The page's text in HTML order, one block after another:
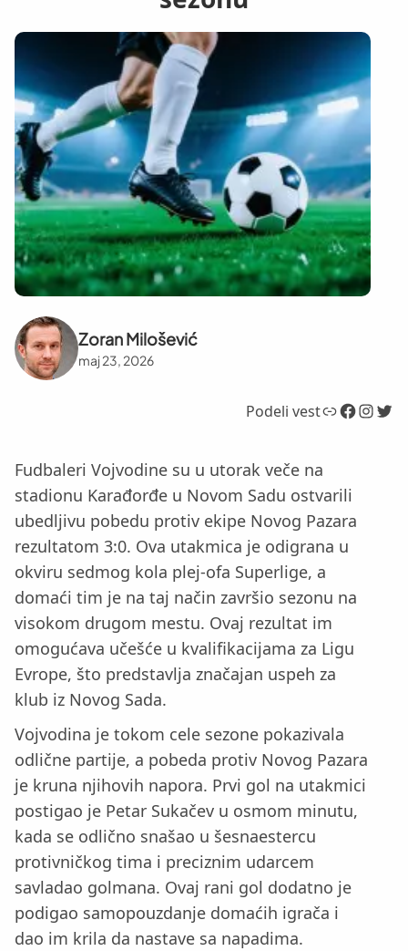
Zoran Milošević
maj 23, 2026
Podeli vestLink Facebook InstagramTwitter
Fudbaleri Vojvodine su u utorak veče na
stadionu Karađorđe u Novom Sadu ostvarili
ubedljivu pobedu protiv ekipe Novog Pazara
rezultatom 3:0. Ova utakmica je odigrana u
okviru sedmog kola plej-ofa Superlige, a
domaći tim je na taj način završio sezonu na
visokom drugom mestu. Ovaj rezultat im
omogućava učešće u kvalifikacijama za Ligu
Evrope, što predstavlja značajan uspeh za
klub iz Novog Sada.
Vojvodina je tokom cele sezone pokazivala
odlične partije, a pobeda protiv Novog Pazara
je kruna njihovih napora. Prvi gol na utakmici
postigao je Petar Sukačev u osmom minutu,
kada se odlično snašao u šesnaestercu
protivničkog tima i preciznim udarcem
savladao golmana. Ovaj rani gol dodatno je
podigao samopouzdanje domaćih igrača i
dao im krila da nastave sa napadima.